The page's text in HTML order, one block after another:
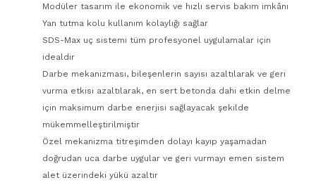
Modüler tasarım ile ekonomik ve hızlı servis bakım imkânı
Yan tutma kolu kullanım kolaylığı sağlar
SDS-Max uç sistemi tüm profesyonel uygulamalar için
idealdir
Darbe mekanizması, bileşenlerin sayısı azaltılarak ve geri
vurma etkisi azaltılarak, en sert betonda dahi etkin delme
için maksimum darbe enerjisi sağlayacak şekilde
mükemmelleştirilmiştir
Özel mekanizma titreşimden dolayı kayıp yaşamadan
doğrudan uca darbe uygular ve geri vurmayı emen sistem
alet üzerindeki yükü azaltır